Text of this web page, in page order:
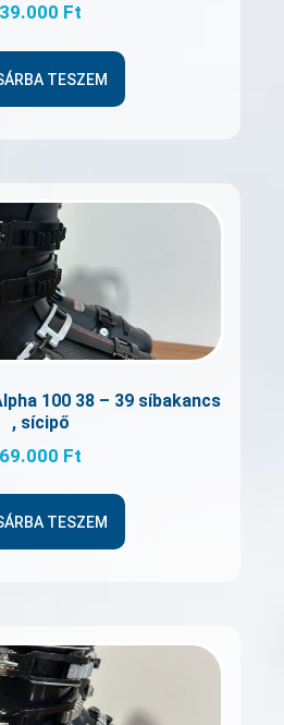
39.000 Ft
TESZEM
100 38 – 39 síbakancs
, sícipő
69.000 Ft
TESZEM